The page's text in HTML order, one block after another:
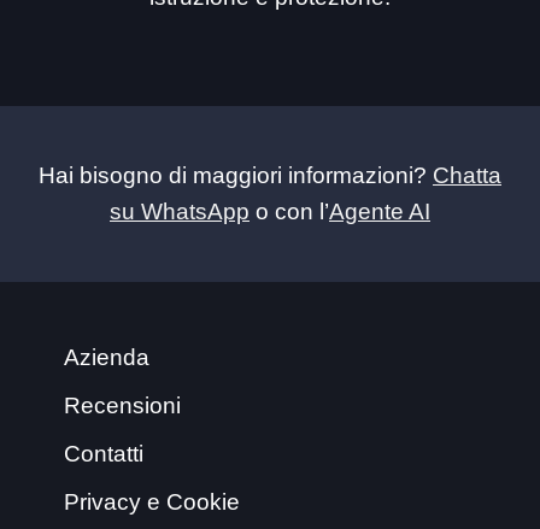
Hai bisogno di maggiori informazioni? Chatta
su WhatsApp o con l’Agente AI
Azienda
Recensioni
Contatti
Privacy e Cookie